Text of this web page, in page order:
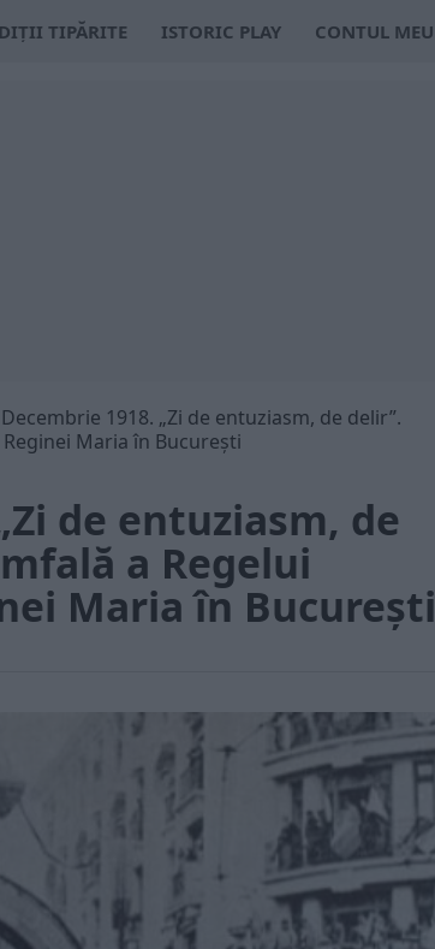
TIPĂRITE ISTORIC PLAY CONTUL MEU
1918. „Zi de entuziasm, de delir”.
Maria în București
de entuziasm, de
a Regelui
Maria în București